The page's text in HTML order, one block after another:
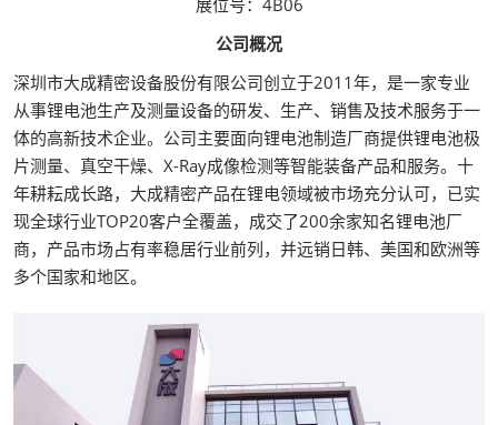
公司概况
深圳市大成精密设备股份有限公司创立于2011年，是一家专业
从事锂电池生产及测量设备的研发、生产、销售及技术服务于一
体的高新技术企业。公司主要面向锂电池制造厂商提供锂电池极
片测量、真空干燥、X-Ray成像检测等智能装备产品和服务。十
年耕耘成长路，大成精密产品在锂电领域被市场充分认可，已实
现全球行业TOP20客户全覆盖，成交了200余家知名锂电池厂
商，产品市场占有率稳居行业前列，并远销日韩、美国和欧洲等
多个国家和地区。